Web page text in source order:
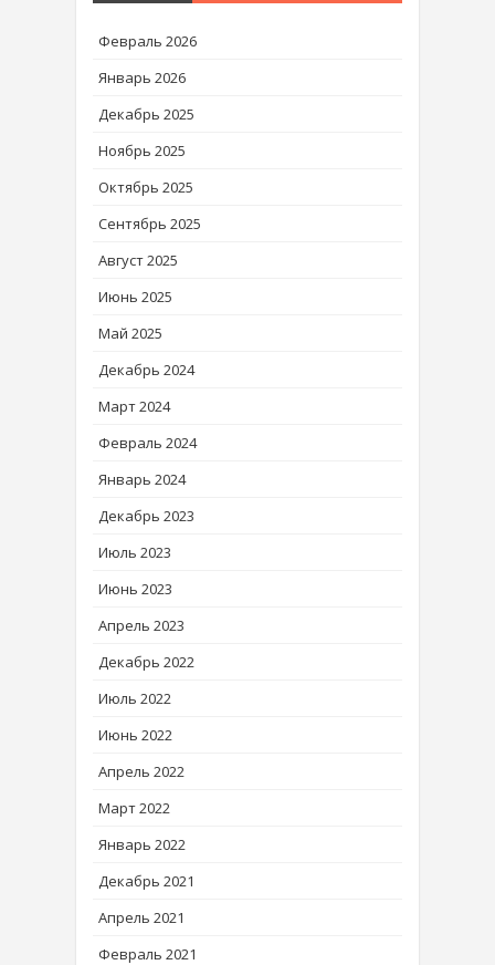
Февраль 2026
Январь 2026
Декабрь 2025
Ноябрь 2025
Октябрь 2025
Сентябрь 2025
Август 2025
Июнь 2025
Май 2025
Декабрь 2024
Март 2024
Февраль 2024
Январь 2024
Декабрь 2023
Июль 2023
Июнь 2023
Апрель 2023
Декабрь 2022
Июль 2022
Июнь 2022
Апрель 2022
Март 2022
Январь 2022
Декабрь 2021
Апрель 2021
Февраль 2021